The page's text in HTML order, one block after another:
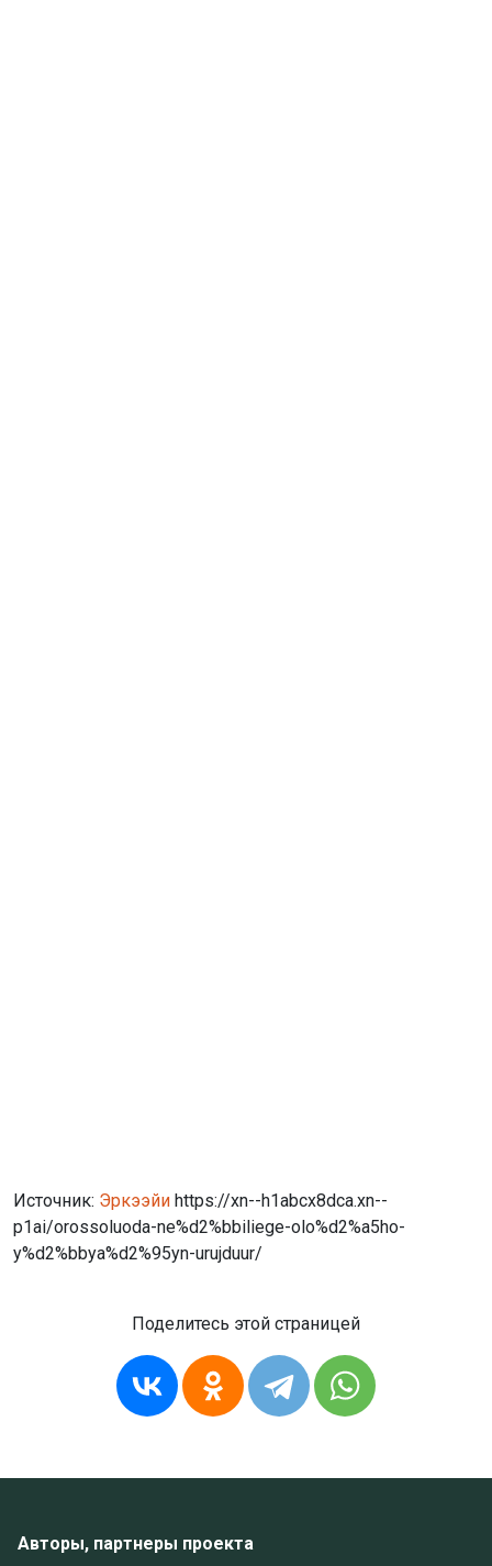
Источник: Эркээйи https://xn--h1abcx8dca.xn--
p1ai/orossoluoda-ne%d2%bbiliege-olo%d2%a5ho-
y%d2%bbya%d2%95yn-urujduur/
Поделитесь этой страницей
Авторы, партнеры проекта